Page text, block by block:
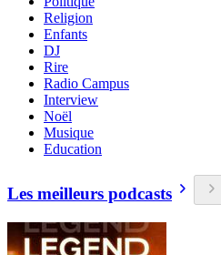
Religion
Enfants
DJ
Rire
Radio Campus
Interview
Noël
Musique
Education
Les meilleurs podcasts